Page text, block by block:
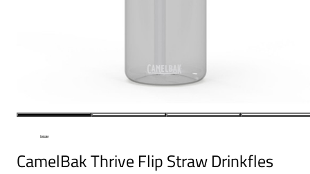
CamelBak Thrive Flip Straw Drinkfles